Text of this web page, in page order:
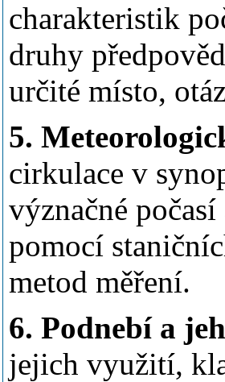
charakteristik
druhy
určité místo,
5.
cirkulace v
význačné
pomocí
metod měření.
6. Podnebí a
jejich využití,